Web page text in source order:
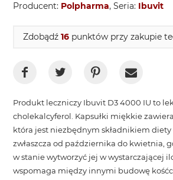
Producent: Polpharma, Seria: Ibuvit
Zdobądź 16 punktów przy zakupie
Produkt leczniczy Ibuvit D3 4000 IU to
cholekalcyferol. Kapsułki miękkie
która jest niezbędnym składnikiem diety
zwłaszcza od października do kwietnia,
w stanie wytworzyć jej w wystarczającej
wspomaga między innymi budowę